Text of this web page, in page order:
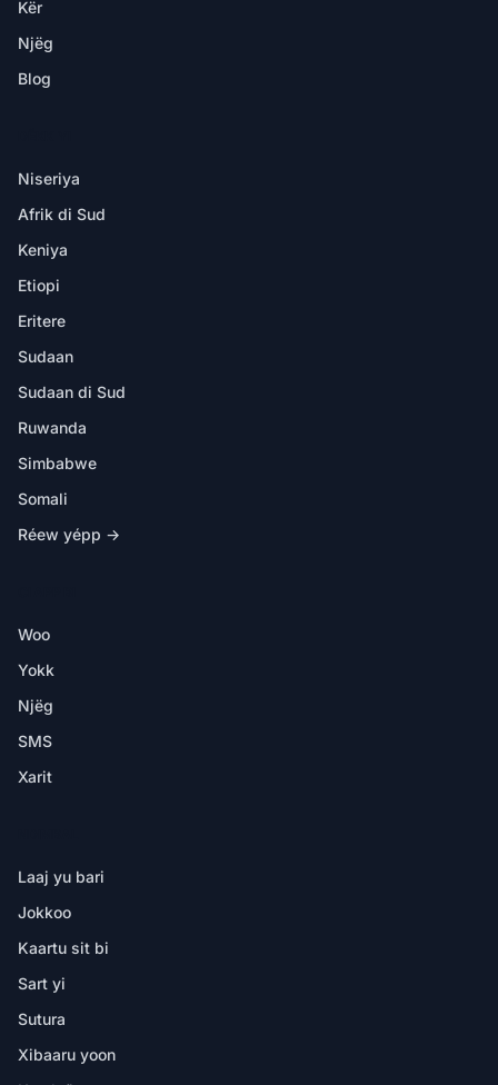
Kër
Njëg
Blog
Niseriya
Afrik di Sud
Keniya
Etiopi
Eritere
Sudaan
Sudaan di Sud
Ruwanda
Simbabwe
Somali
Réew yépp →
Woo
Yokk
Njëg
SMS
Xarit
Laaj yu bari
Jokkoo
Kaartu sit bi
Sart yi
Sutura
Xibaaru yoon